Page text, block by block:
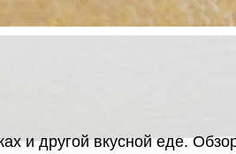
и другой вкусной еде.